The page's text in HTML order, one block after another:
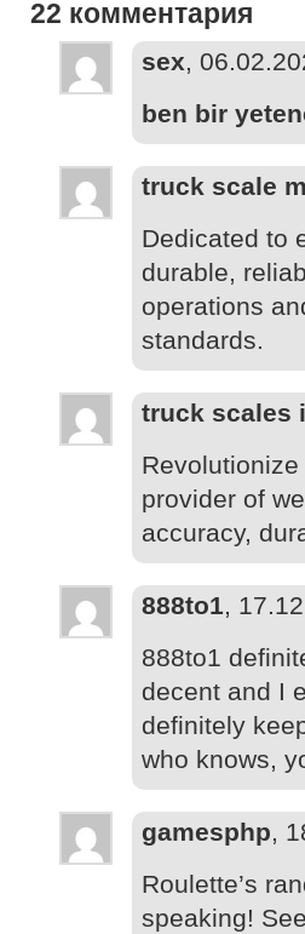
22 комментария
sex,
ben bir
truck scale
Dedicated to
durable,
operations
standards.
truck scales
provider of
accuracy,
888to1,
888to1
decent and I
definitely
who knows,
gamesphp,
Roulette’s
speaking!